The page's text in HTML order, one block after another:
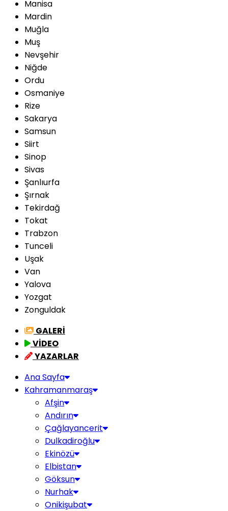
Manisa
Mardin
Muğla
Muş
Nevşehir
Niğde
Ordu
Osmaniye
Rize
Sakarya
Samsun
Siirt
Sinop
Sivas
Şanlıurfa
Şırnak
Tekirdağ
Tokat
Trabzon
Tunceli
Uşak
Van
Yalova
Yozgat
Zonguldak
GALERİ
VİDEO
YAZARLAR
Ana Sayfa
Kahramanmaraş
Afşin
Andırın
Çağlayancerit
Dulkadiroğlu
Ekinözü
Elbistan
Göksun
Nurhak
Onikişubat